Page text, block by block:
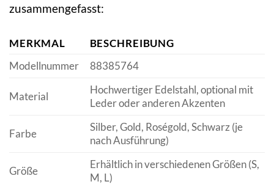
zusammengefasst:
MERKMAL
BESCHREIBUNG
Modellnummer
88385764
Material
Hochwertiger Edelstahl, optional mit
Leder oder anderen Akzenten
Farbe
Silber, Gold, Roségold, Schwarz (je
nach Ausführung)
Größe
Erhältlich in verschiedenen Größen (S,
M, L)